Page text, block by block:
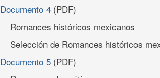
Documento 4 (PDF)
Romances históricos mexicanos
Selección de Romances históricos
Documento 5 (PDF)